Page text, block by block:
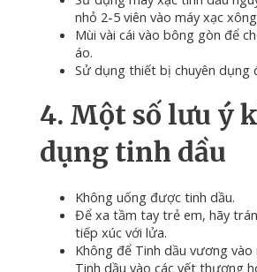
nhỏ 2-5 viên vào máy xạc
Mùi vài cái vào bông gòn để
áo.
Sử dụng thiết bị chuyên dụng
4. Một số lưu ý
dụng tinh dầu
Không uống được tinh dầu.
Để xa tầm tay trẻ em, hãy
tiếp xúc với lửa.
Không để Tinh dầu vương
Tinh dầu vào các vết thương